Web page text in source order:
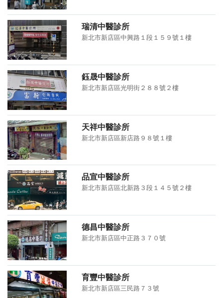
瑞清中醫診所
新北市新店區中興路１段１５９號１樓
鈺晟中醫診所
新北市新店區光明街２８８號２樓
天祥中醫診所
新北市新店區新店路９８號１樓
品宣中醫診所
新北市新店區北新路３段１４５號２樓
德昌中醫診所
新北市新店區中正路３７０號
育豐中醫診所
新北市新店區三民路７３號